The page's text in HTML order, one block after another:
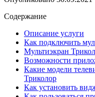
Содержание
Описание услуги
Как подключить
Мультиэкран
Возможности
Какие модели
Триколор
Как установить